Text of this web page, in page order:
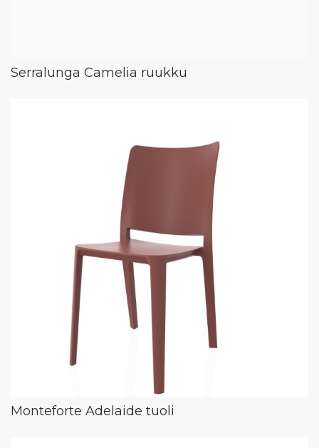
Serralunga Camelia ruukku
Monteforte Adelaide tuoli